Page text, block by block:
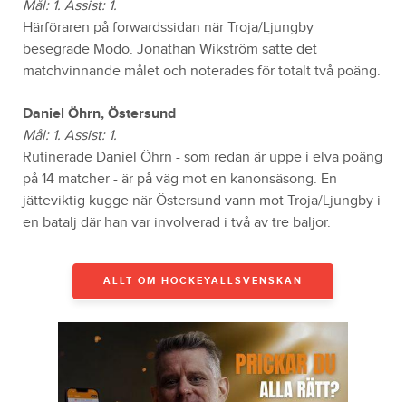
Mål: 1. Assist: 1.
Härföraren på forwardssidan när Troja/Ljungby
besegrade Modo. Jonathan Wikström satte det
matchvinnande målet och noterades för totalt två poäng.
Daniel Öhrn, Östersund
Mål: 1. Assist: 1.
Rutinerade Daniel Öhrn - som redan är uppe i elva poäng
på 14 matcher - är på väg mot en kanonsäsong. En
jätteviktig kugge när Östersund vann mot Troja/Ljungby i
en batalj där han var involverad i två av tre baljor.
ALLT OM HOCKEYALLSVENSKAN